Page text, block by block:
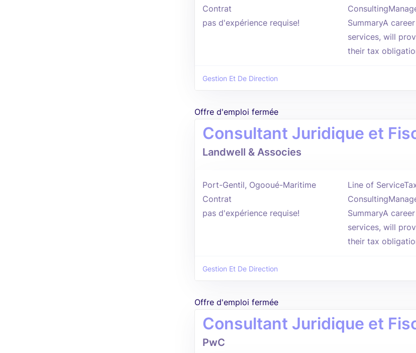
Contrat
pas d'expérience requise!
SummaryA
services, will
their tax
Gestion Et De Direction
Offre d'emploi fermée
Consultant Juridique et
Landwell & Associes
Port-Gentil, Ogooué-Maritime
Contrat
pas d'expérience requise!
Line of
SummaryA
services, will
their tax
Gestion Et De Direction
Offre d'emploi fermée
Consultant Juridique et
PwC